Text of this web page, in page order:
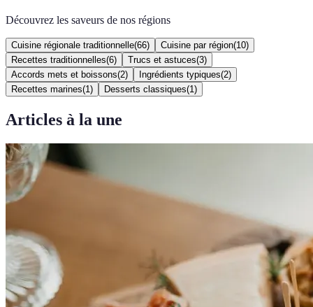
Découvrez les saveurs de nos régions
Cuisine régionale traditionnelle(66) Cuisine par région(10)
Recettes traditionnelles(6) Trucs et astuces(3)
Accords mets et boissons(2) Ingrédients typiques(2)
Recettes marines(1 ) Desserts classiques(1 )
Articles à la une